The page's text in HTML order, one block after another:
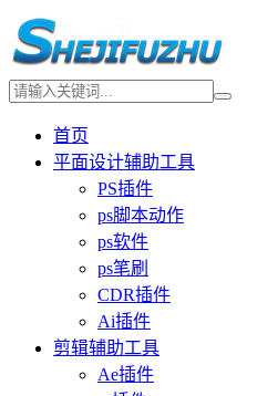
首页
平面设计辅助工具
PS插件
ps脚本动作
ps软件
ps笔刷
CDR插件
Ai插件
剪辑辅助工具
Ae插件